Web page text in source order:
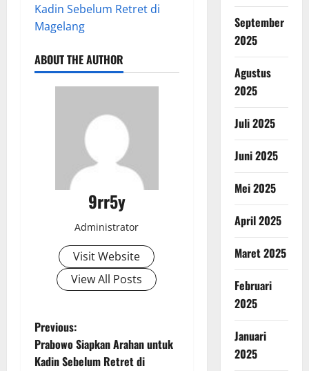
Kadin Sebelum Retret di
Magelang
ABOUT THE AUTHOR
9rr5y
Administrator
Visit Website
View All Posts
P
o
Previous:
Prabowo Siapkan Arahan untuk
Kadin Sebelum Retret di
September
2025
Agustus
2025
Juli 2025
Juni 2025
Mei 2025
April 2025
Maret 2025
Februari
2025
Januari
2025